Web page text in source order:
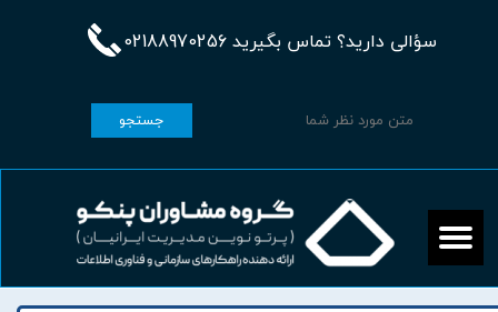
سؤالی دارید؟ تماس بگیرید 02188970256
جستجو